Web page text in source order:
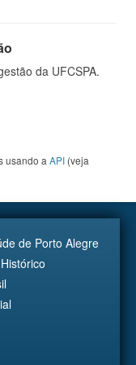
da UFCSPA.
usando a API (veja
de Porto Alegre